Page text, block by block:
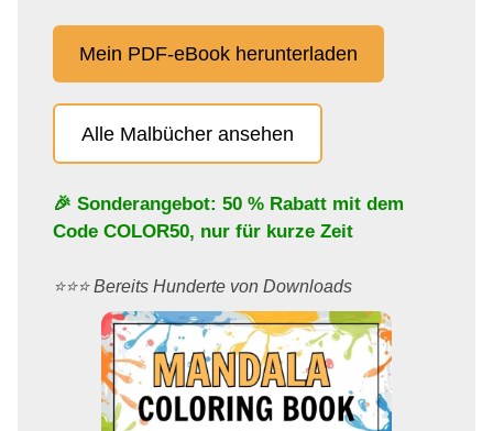
Mein PDF-eBook herunterladen
Alle Malbücher ansehen
🎉 Sonderangebot: 50 % Rabatt mit dem
Code COLOR50, nur für kurze Zeit
⭐️⭐️⭐️ Bereits Hunderte von Downloads